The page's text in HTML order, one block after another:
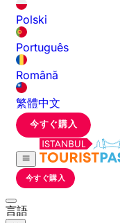
Polski
Português
Română
繁體中文
今すぐ購入
今すぐ購入
言語